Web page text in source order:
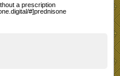
a prescription
#]prednisone